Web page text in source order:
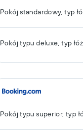
Pokój standardowy, typ
Pokój typu deluxe, typ
Pokój typu superior, typ